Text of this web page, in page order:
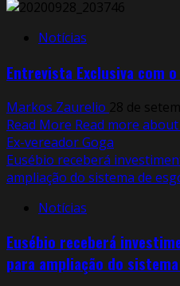
Notícias
Entrevista Exclusiva com
Markos Zaurelio 28 de
Read More Read more
Ex-vereador Goga
Eusébio receberá
ampliação do sistema de
Notícias
Eusébio receberá
para ampliação do